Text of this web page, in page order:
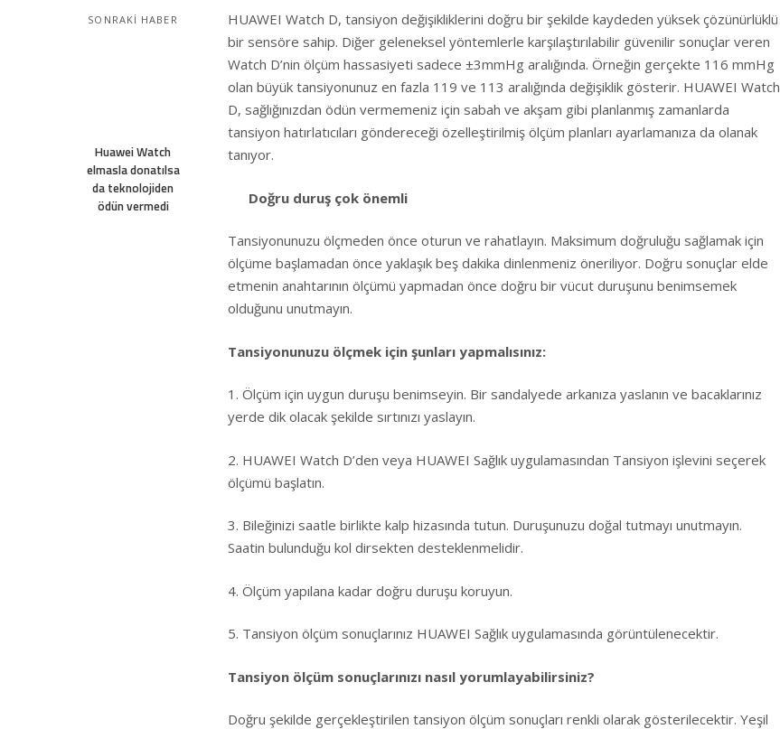
SONRAKİ HABER
Huawei Watch
elmasla donatılsa
da teknolojiden
ödün vermedi
HUAWEI Watch D, tansiyon değişikliklerini doğru bir şekilde kaydeden yüksek çözünürlüklü
bir sensöre sahip. Diğer geleneksel yöntemlerle karşılaştırılabilir güvenilir sonuçlar veren
Watch D’nin ölçüm hassasiyeti sadece ±3mmHg aralığında. Örneğin gerçekte 116 mmHg
olan büyük tansiyonunuz en fazla 119 ve 113 aralığında değişiklik gösterir. HUAWEI Watch
D, sağlığınızdan ödün vermemeniz için sabah ve akşam gibi planlanmış zamanlarda
tansiyon hatırlatıcıları göndereceği özelleştirilmiş ölçüm planları ayarlamanıza da olanak
tanıyor.
Doğru duruş çok önemli
Tansiyonunuzu ölçmeden önce oturun ve rahatlayın. Maksimum doğruluğu sağlamak için
ölçüme başlamadan önce yaklaşık beş dakika dinlenmeniz öneriliyor. Doğru sonuçlar elde
etmenin anahtarının ölçümü yapmadan önce doğru bir vücut duruşunu benimsemek
olduğunu unutmayın.
Tansiyonunuzu ölçmek için şunları yapmalısınız:
1. Ölçüm için uygun duruşu benimseyin. Bir sandalyede arkanıza yaslanın ve bacaklarınız
yerde dik olacak şekilde sırtınızı yaslayın.
2. HUAWEI Watch D’den veya HUAWEI Sağlık uygulamasından Tansiyon işlevini seçerek
ölçümü başlatın.
3. Bileğinizi saatle birlikte kalp hizasında tutun. Duruşunuzu doğal tutmayı unutmayın.
Saatin bulunduğu kol dirsekten desteklenmelidir.
4. Ölçüm yapılana kadar doğru duruşu koruyun.
5. Tansiyon ölçüm sonuçlarınız HUAWEI Sağlık uygulamasında görüntülenecektir.
Tansiyon ölçüm sonuçlarınızı nasıl yorumlayabilirsiniz?
Doğru şekilde gerçekleştirilen tansiyon ölçüm sonuçları renkli olarak gösterilecektir. Yeşil